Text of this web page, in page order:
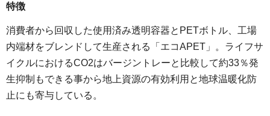
特徴
消費者から回収した使用済み透明容器とPETボトル、工場
内端材をブレンドして生産される「エコAPET」。ライフサ
イクルにおけるCO2はバージントレーと比較して約33％発
生抑制もできる事から地上資源の有効利用と地球温暖化防
止にも寄与している。